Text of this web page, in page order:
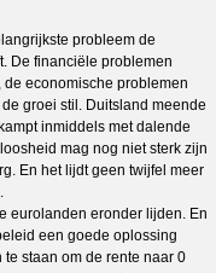
probleem de
De financiële problemen
economische problemen
groei stil. Duitsland meende
inmiddels met dalende
mag nog niet sterk zijn
En het lijdt geen twijfel meer
eurolanden eronder lijden. En
een goede oplossing
staan om de rente naar 0